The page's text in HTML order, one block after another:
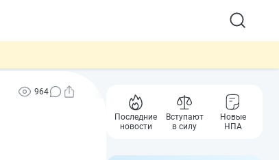
964
Последние
новости
Вступают
в силу
Новые
НПА